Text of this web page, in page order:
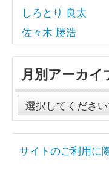
しろとり 良太
佐々木 勝浩
月別アーカイ
選択してください
サイトのご利用に